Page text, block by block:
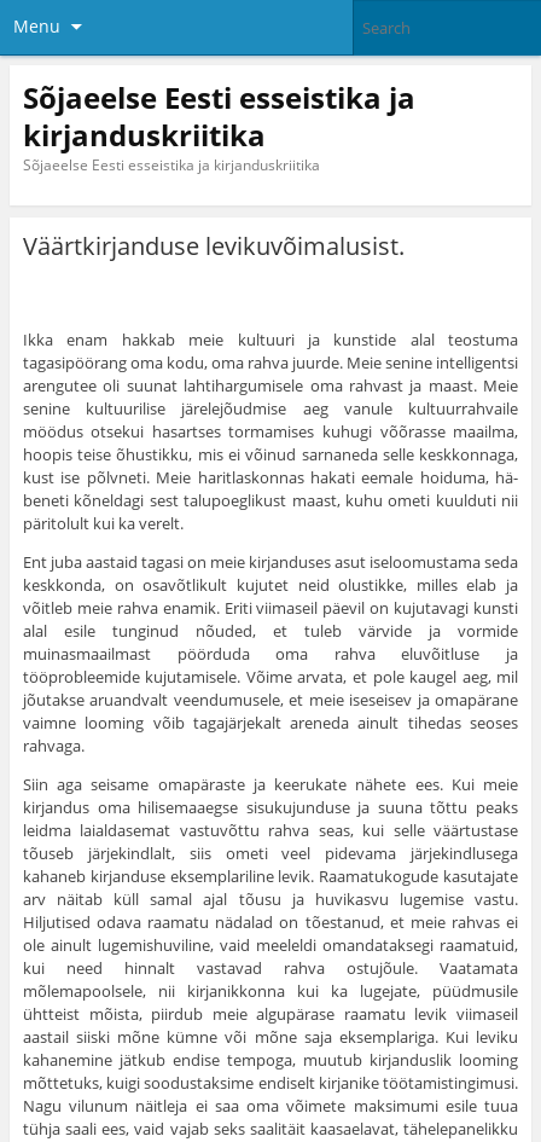
Menu
Sõjaeelse Eesti esseistika ja
kirjanduskriitika
Sõjaeelse Eesti esseistika ja kirjanduskriitika
Väärtkirjanduse levikuvõimalusist.
Ikka enam hakkab meie kultuuri ja kunstide alal teostuma
tagasipöörang oma kodu, oma rahva juurde. Meie senine intelligentsi
arengutee oli suunat lahtihargumisele oma rahvast ja maast. Meie
senine kultuurilise järelejõudmise aeg vanule kultuurrahvaile
möödus otsekui hasartses tormamises kuhugi võõrasse maailma,
hoopis teise õhustikku, mis ei võinud sarnaneda selle kesk­konnaga,
kust ise põlvneti. Meie haritlaskonnas hakati eemale hoiduma, hä­
beneti kõneldagi sest talupoeglikust maast, kuhu ometi kuulduti nii
pärit­olult kui ka verelt.
Ent juba aastaid tagasi on meie kirjanduses asut iseloomustama seda
keskkonda, on osavõtlikult kujutet neid olustikke, milles elab ja
võitleb meie rahva enamik. Eriti viimaseil päevil on kujutavagi kunsti
alal esile tunginud nõuded, et tuleb värvide ja vormide
muinasmaailmast pöörduda oma rahva eluvõitluse ja
tööprobleemide kujutamisele. Võime arvata, et pole kaugel aeg, mil
jõutakse aruandvalt veendumusele, et meie iseseisev ja omapärane
vaimne looming võib tagajärjekalt areneda ainult tihedas seoses
rahvaga.
Siin aga seisame omapäraste ja keerukate nähete ees. Kui meie
kirjan­dus oma hilisemaaegse sisukujunduse ja suuna tõttu peaks
leidma laialdase­mat vastuvõttu rahva seas, kui selle väärtustase
tõuseb järjekindlalt, siis ometi veel pidevama järjekindlusega
kahaneb kirjanduse eksemplariline levik. Raa­matukogude kasutajate
arv näitab küll samal ajal tõusu ja huvikasvu lugemise vastu.
Hiljutised odava raamatu nädalad on tõestanud, et meie rahvas ei
ole ainult lugemishuviline, vaid meeleldi omandataksegi raamatuid,
kui need hin­nalt vastavad rahva ostujõule. Vaatamata
mõlemapoolsele, nii kirjanikkonna kui ka lugejate, püüdmusile
ühtteist mõista, piirdub meie algupärase raamatu levik viimaseil
aastail siiski mõne kümne või mõne saja eksemplariga. Kui leviku
kahanemine jätkub endise tempoga, muutub kirjanduslik looming
mõt­tetuks, kuigi soodustaksime endiselt kirjanike töötamistingimusi.
Nagu vilu­num näitleja ei saa oma võimete maksimumi esile tuua
tühja saali ees, vaid vajab seks saalitäit kaasaelavat, tähelepanelikku